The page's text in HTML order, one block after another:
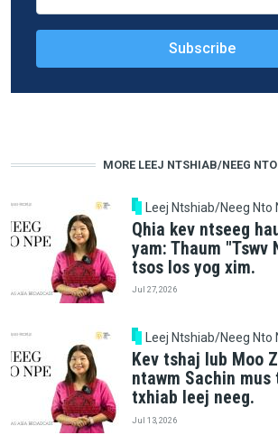
MORE LEEJ NTSHIAB/NEEG
Leej Ntshiab/Neeg Nto
Qhia kev ntseeg
yam: Thaum "Tswv
tsos los yog xim.
Jul 27, 2026
Leej Ntshiab/Neeg Nto
Kev tshaj lub Moo
ntawm Sachin mus
txhiab leej neeg.
Jul 13, 2026